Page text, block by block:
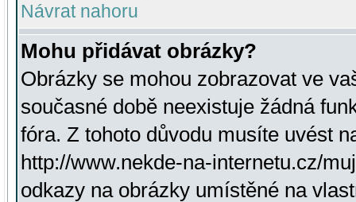
Návrat nahoru
Mohu přidávat obrázky?
Obrázky se mohou zobrazovat ve
současné době neexistuje žádná
fóra. Z tohoto důvodu musíte uvést
http://www.nekde-na-internetu.cz/
odkazy na obrázky umístěné na